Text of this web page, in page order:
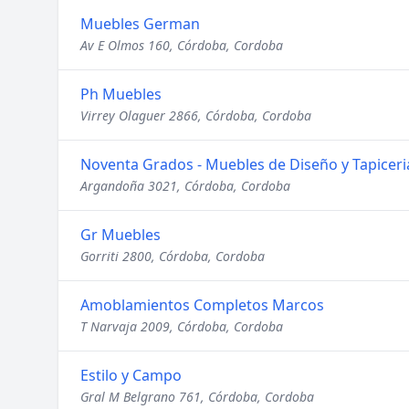
Muebles German
Av E Olmos 160, Córdoba, Cordoba
Ph Muebles
Virrey Olaguer 2866, Córdoba, Cordoba
Noventa Grados - Muebles de Diseño y
Argandoña 3021, Córdoba, Cordoba
Gr Muebles
Gorriti 2800, Córdoba, Cordoba
Amoblamientos Completos Marcos
T Narvaja 2009, Córdoba, Cordoba
Estilo y Campo
Gral M Belgrano 761, Córdoba, Cordoba